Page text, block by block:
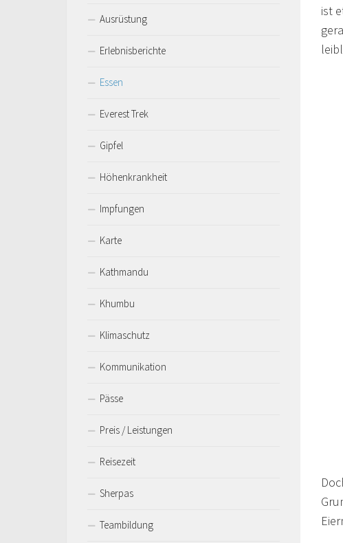
ist
Ausrüstung
Erlebnisberichte
Essen
Everest Trek
Gipfel
Höhenkrankheit
Impfungen
Karte
Kathmandu
Khumbu
Klimaschutz
Kommunikation
Pässe
Preis / Leistungen
Reisezeit
Sherpas
Teambildung